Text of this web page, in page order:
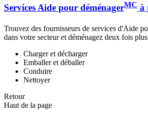
Services Aide pour déménagerMC à
Trouvez des fournisseurs de services d'Aide
dans votre secteur et déménagez deux fois
Charger et décharger
Emballer et déballer
Conduire
Nettoyer
Retour
Haut de la page